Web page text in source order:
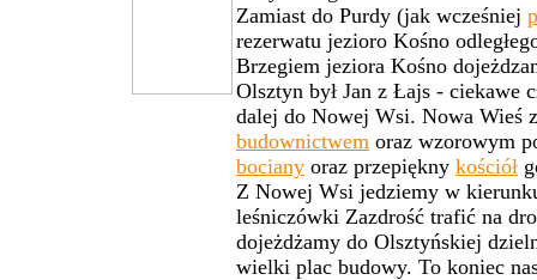
Zamiast do Purdy (jak wcześniej
rezerwatu jezioro Kośno
Brzegiem jeziora Kośno
Olsztyn był Jan z Łajs - ciekawe
dalej do Nowej Wsi. Nowa Wieś
budownictwem oraz wzorowym
bociany oraz przepiękny kościół
Z Nowej Wsi jedziemy w
leśniczówki Zazdrość trafić na
dojeżdżamy do Olsztyńskiej
wielki plac budowy. To koniec